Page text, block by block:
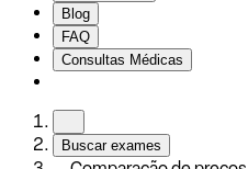
Blog
FAQ
Consultas Médicas
Buscar exames